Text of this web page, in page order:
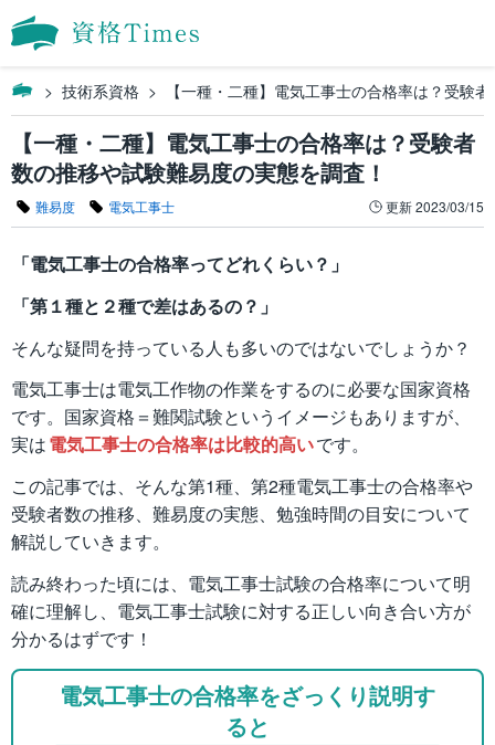
技術系資格 【一種・二種】電気工事士の合格率は？受験
【一種・二種】電気工事士の合格率は？受験者
数の推移や試験難易度の実態を調査！
難易度 電気工事士 更新2023/03/15
「電気工事士の合格率ってどれくらい？」
「第１種と２種で差はあるの？」
そんな疑問を持っている人も多いのではないでしょうか？
電気工事士は電気工作物の作業をするのに必要な国家資格
です。国家資格＝難関試験というイメージもありますが、
実は電気工事士の合格率は比較的高いです。
この記事では、そんな第1種、第2種電気工事士の合格率や
受験者数の推移、難易度の実態、勉強時間の目安について
解説していきます。
読み終わった頃には、電気工事士試験の合格率について明
確に理解し、電気工事士試験に対する正しい向き合い方が
分かるはずです！
電気工事士の合格率をざっくり説明す
ると